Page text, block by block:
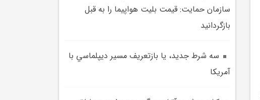
سازمان حمايت: قيمت بليت هواپيما را به قبل
بازگردانيد
سه شرط جديد، يا بازتعريف مسير ديپلماسي با
آمريکا